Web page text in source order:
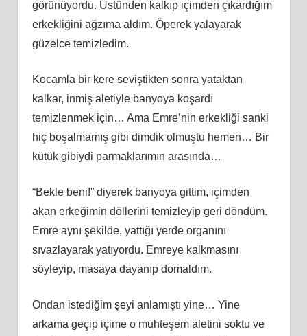
görünüyordu. Üstünden kalkıp içimden çıkardığım
erkekliğini ağzıma aldım. Öperek yalayarak
güzelce temizledim.
Kocamla bir kere seviştikten sonra yataktan
kalkar, inmiş aletiyle banyoya koşardı
temizlenmek için… Ama Emre’nin erkekliği sanki
hiç boşalmamış gibi dimdik olmuştu hemen… Bir
kütük gibiydi parmaklarımın arasında…
“Bekle beni!” diyerek banyoya gittim, içimden
akan erkeğimin döllerini temizleyip geri döndüm.
Emre aynı şekilde, yattığı yerde organını
sıvazlayarak yatıyordu. Emreye kalkmasını
söyleyip, masaya dayanıp domaldım.
Ondan istediğim şeyi anlamıştı yine… Yine
arkama geçip içime o muhteşem aletini soktu ve